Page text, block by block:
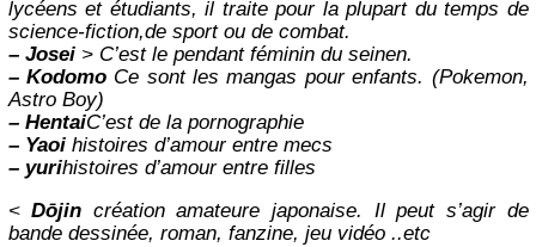
lycéens et étudiants, il traite pour la plupart du temps de
science-fiction,de sport ou de combat.
– Josei> C’est le pendant féminin du seinen.
– KodomoCe sont les mangas pour enfants. (Pokemon,
Astro Boy)
– HentaiC’est de la pornographie
– Yaoihistoires d’amour entre mecs
– yurihistoires d’amour entre filles
<Dōjin création amateure japonaise. Il peut s’agir de
bande dessinée, roman, fanzine, jeu vidéo ..etc